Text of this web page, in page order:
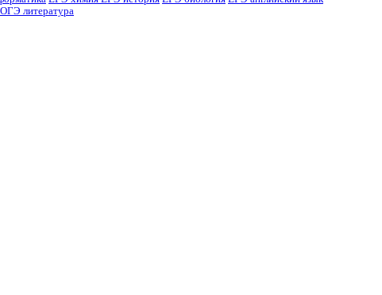
ОГЭ литература